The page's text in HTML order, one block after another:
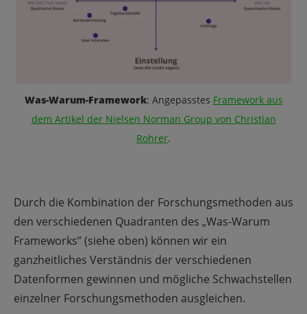
Was-Warum-Framework: Angepasstes Framework aus
dem Artikel der Nielsen Norman Group von Christian
Rohrer.
Durch die Kombination der Forschungsmethoden aus
den verschiedenen Quadranten des „Was-Warum
Frameworks” (siehe oben) können wir ein
ganzheitliches Verständnis der verschiedenen
Datenformen gewinnen und mögliche Schwachstellen
einzelner Forschungsmethoden ausgleichen.